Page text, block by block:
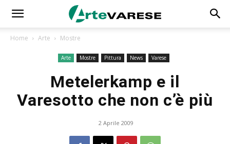
Home Arte Mostre
Arte Mostre Pittura News Varese
Metelerkamp e il
Varesotto che non c’è più
2 Aprile 2009